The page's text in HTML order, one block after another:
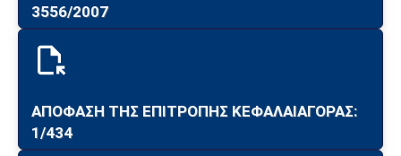
3556/2007
ΑΠΟΦΑΣΗ ΤΗΣ ΕΠΙΤΡΟΠΗΣ ΚΕΦΑΛΑΙΑΓΟΡΑΣ:
1/434